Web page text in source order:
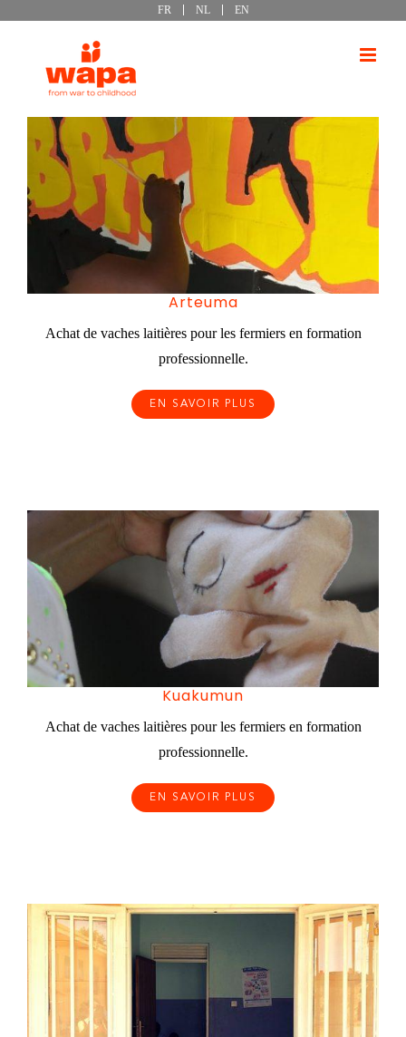
FR NL EN
Arteuma
Achat de vaches laitières pour les fermiers en formation
professionnelle.
EN SAVOIR PLUS
Kuakumun
Achat de vaches laitières pour les fermiers en formation
professionnelle.
EN SAVOIR PLUS